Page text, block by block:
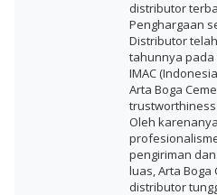
distributor
Penghargaan
Distributor
tahunnya pada
IMAC
Arta Boga
Oleh
pengiriman
luas, Arta Boga
distributor